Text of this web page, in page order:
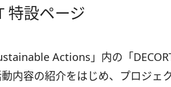
特設ページ
Actions」内の「
内容の紹介をはじめ、プロジェ